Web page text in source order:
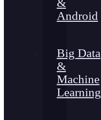
&
Android
Big Data
&
Machine
Learning